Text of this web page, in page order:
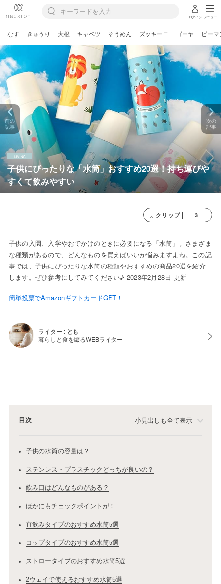
ログイン メニュー
なす きゅうり 大根 キャベツ そうめん ズッキーニ ゴーヤ ピーマ
子供にぴったりな「水筒」おすすめ20選！持ち運びや
すくて飲みやすい
前の
記事
次の
記事
クリップ 3
子供の入園、入学やおでかけのときに必要になる「水筒」。さまざま
な種類があるので、どんなものを買えばいいか悩みますよね。この記
事では、子供にぴったりな水筒の種類やおすすめの商品20選を紹介
します。ぜひ参考にしてみてください♪ 2023年2月28日 更新
簡単投票でAmazonギフトカードGET！
ライター : とも
暮らしと食を綴るWEBライター
目次 小見出しも全て表示
子供の水筒の容量は？
ステンレス・プラスチックどっちが良いの？
飲み口はどんなものがある？
ほかにもチェックポイントが！
直飲みタイプのおすすめ水筒5選
コップタイプのおすすめ水筒5選
ストロータイプのおすすめ水筒5選
2ウェイで使えるおすすめ水筒5選